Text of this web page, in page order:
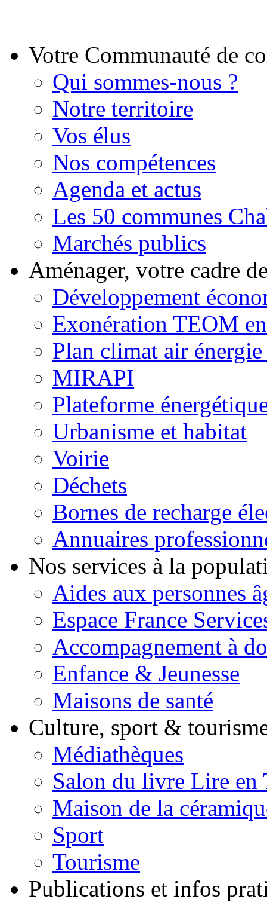
Votre Communauté de
Qui sommes-nous ?
Notre territoire
Vos élus
Nos compétences
Agenda et actus
Les 50 communes
Marchés publics
Aménager, votre cadre
Développement
Exonération TEOM
Plan climat air
MIRAPI
Plateforme
Urbanisme et habitat
Voirie
Déchets
Bornes de recharge
Annuaires
Nos services à la
Aides aux personnes
Espace France
Accompagnement à
Enfance & Jeunesse
Maisons de santé
Culture, sport &
Médiathèques
Salon du livre Lire en
Maison de la
Sport
Tourisme
Publications et infos